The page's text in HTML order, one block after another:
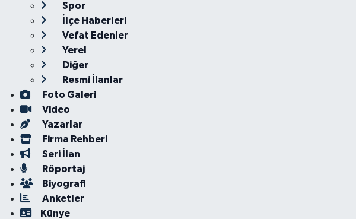
Spor
İlçe Haberleri
Vefat Edenler
Yerel
Diğer
Resmi İlanlar
Foto Galeri
Video
Yazarlar
Firma Rehberi
Seri İlan
Röportaj
Biyografi
Anketler
Künye